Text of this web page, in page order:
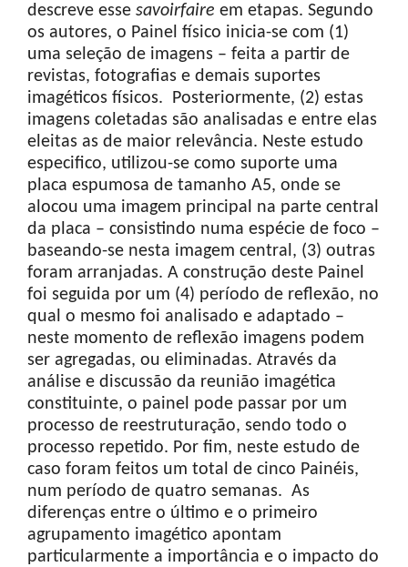
descreve esse savoirfaire em etapas. Segundo
os autores, o Painel físico inicia-se com (1)
uma seleção de imagens – feita a partir de
revistas, fotografias e demais suportes
imagéticos físicos. Posteriormente, (2) estas
imagens coletadas são analisadas e entre elas
eleitas as de maior relevância. Neste estudo
especifico, utilizou-se como suporte uma
placa espumosa de tamanho A5, onde se
alocou uma imagem principal na parte central
da placa – consistindo numa espécie de foco –
baseando-se nesta imagem central, (3) outras
foram arranjadas. A construção deste Painel
foi seguida por um (4) período de reflexão, no
qual o mesmo foi analisado e adaptado –
neste momento de reflexão imagens podem
ser agregadas, ou eliminadas. Através da
análise e discussão da reunião imagética
constituinte, o painel pode passar por um
processo de reestruturação, sendo todo o
processo repetido. Por fim, neste estudo de
caso foram feitos um total de cinco Painéis,
num período de quatro semanas. As
diferenças entre o último e o primeiro
agrupamento imagético apontam
particularmente a importância e o impacto do